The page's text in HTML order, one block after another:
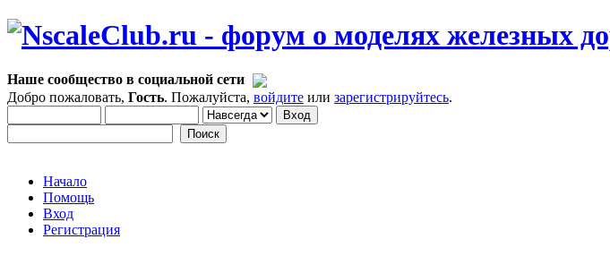
Наше сообщество в социальной сети
Добро пожаловать, Гость. Пожалуйста, войдите или зарегистрируйтесь.
Начало
Помощь
Вход
Регистрация